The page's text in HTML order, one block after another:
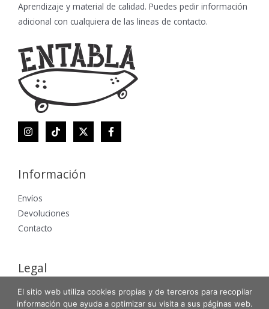
Aprendizaje y material de calidad. Puedes pedir información
adicional con cualquiera de las lineas de contacto.
Información
Envíos
Devoluciones
Contacto
Legal
Aviso Legal
El sitio web utiliza cookies propias y de terceros para recopilar
información que ayuda a optimizar su visita a sus páginas web.